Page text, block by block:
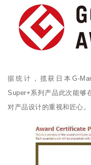
据统计，揽获日本G-
Super+系列产品此次能够
对产品设计的重视和匠心。